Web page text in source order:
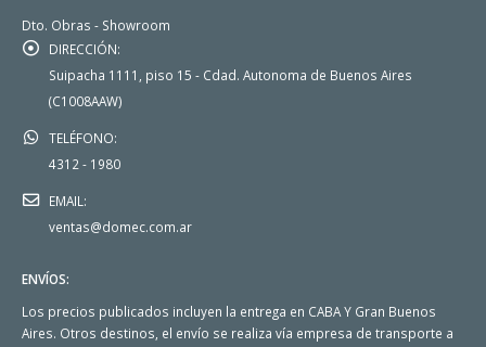
Dto. Obras - Showroom
DIRECCIÓN:
Suipacha 1111, piso 15 - Cdad. Autonoma de Buenos Aires
(C1008AAW)
TELÉFONO:
4312 - 1980
EMAIL:
ventas@domec.com.ar
ENVÍOS:
Los precios publicados incluyen la entrega en CABA Y Gran Buenos
Aires. Otros destinos, el envío se realiza vía empresa de transporte a